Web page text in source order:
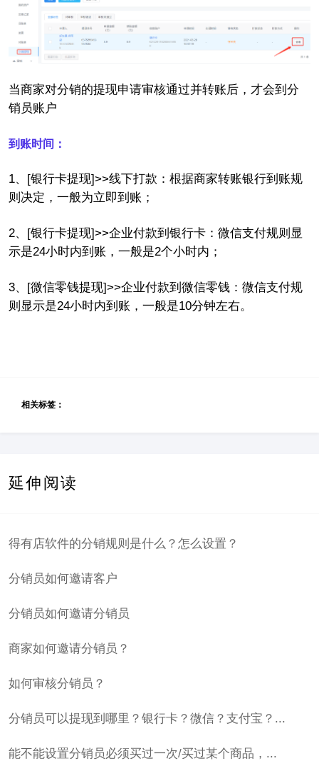
当商家对分销的提现申请审核通过并转账后，才会到分
销员账户
到账时间：
1、[银行卡提现]>>线下打款：根据商家转账银行到账规
则决定，一般为立即到账；
2、[银行卡提现]>>企业付款到银行卡：微信支付规则显
示是24小时内到账，一般是2个小时内；
3、[微信零钱提现]>>企业付款到微信零钱：微信支付规
则显示是24小时内到账，一般是10分钟左右。
相关标签：
延伸阅读
得有店软件的分销规则是什么？怎么设置？
分销员如何邀请客户
分销员如何邀请分销员
商家如何邀请分销员？
如何审核分销员？
分销员可以提现到哪里？银行卡？微信？支付宝？...
能不能设置分销员必须买过一次/买过某个商品，...